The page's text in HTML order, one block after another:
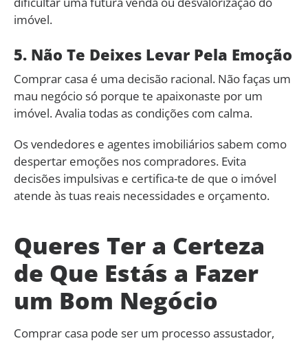
imóvel.
5. Não Te Deixes Levar Pela Emoção
Comprar casa é uma decisão racional. Não faças um
mau negócio só porque te apaixonaste por um
imóvel. Avalia todas as condições com calma.
Os vendedores e agentes imobiliários sabem como
despertar emoções nos compradores. Evita
decisões impulsivas e certifica-te de que o imóvel
atende às tuas reais necessidades e orçamento.
Queres Ter a Certeza
de Que Estás a Fazer
um Bom Negócio
Comprar casa pode ser um processo assustador,